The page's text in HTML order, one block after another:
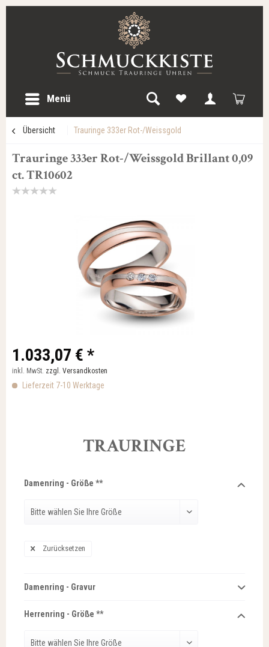
Menü
Übersicht Trauringe 333er Rot-/Weissgold
Trauringe 333er Rot-/Weissgold Brillant 0,09
ct. TR10602
1.033,07 € *
inkl. MwSt. zzgl. Versandkosten
Lieferzeit 7-10 Werktage
TRAURINGE
Damenring - Größe **
Zurücksetzen
Damenring - Gravur
Herrenring - Größe **